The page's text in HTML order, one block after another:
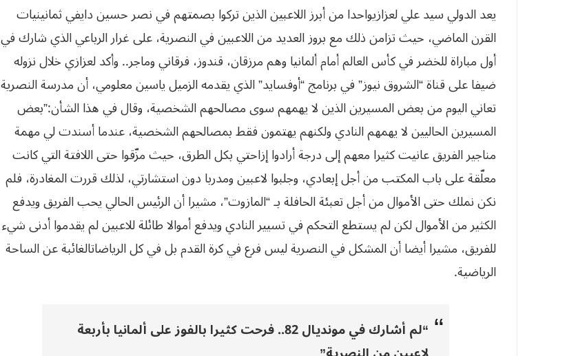
يعد الدولي سيد علي لعزازيواحدا من أبرز اللاعبين الذين تركوا بصمتهم في نصر حسين دايفي ثمانينيات
القرن الماضي، حيث تزامن ذلك مع بروز العديد من اللاعبين في النصرية، على غرار الرباعي الذي شارك في
أول مباراة للخضر في كأس العالم أمام ألمانيا وهم مرزقان، قندوز، فرقاني وماجر.. وأكد لعزازي خلال نزوله
ضيفا على قناة “الشروق نيوز” في برنامج “أوفسايد” الذي يقدمه الزميل ياسين معلومي، أن مدرسة النصرية
تعاني اليوم من بعض المسيرين الذين لا يهمهم سوى مصالحهم الشخصية، وقال في هذا الشأن:”بعض
المسيرين الحاليين لا يهمهم النادي ولكنهم يهتمون فقط بمصالحهم الشخصية، عندما أسندت لي مهمة
مناجير الفريق عانيت كثيرا معهم إلى درجة أرادوا إزاحتي بكل الطرق، حيث مزّقوا حتى اللافتة التي كانت
معلّقة على باب المكتب من أجل إبعادي، وجلبوا لاعبين ومدربا دون استشارتي، لذلك قررت المغادرة، فلم
نكن نملك حتى الأموال من أجل تعبئة الحافلة بـ “المازوت”، مشيرا أن الرئيس الحالي يحب الفريق ويدفع
الكثير من الأموال لكن لم يستطع التحكم في تسيير النادي ويدفع أموالا طائلة للاعبين لم يقدموا أدنى شيء
للفريق، مشيرا أيضا أن المشكل في النصرية ليس فرع في كرة القدم بل في كل الرياضاتالغائبة عن الساحة
الرياضية.
“لم أشارك في مونديال 82.. فرحت كثيرا بالفوز على ألمانيا بأربعة